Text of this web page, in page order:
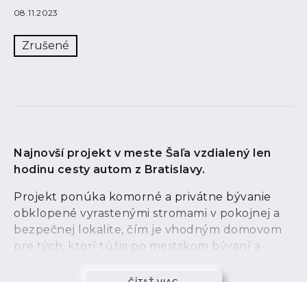
08.11.2023
Zrušené
Najnovší projekt v meste Šaľa vzdialený len
hodinu cesty autom z Bratislavy.
Projekt ponúka komorné a privátne bývanie
obklopené vyrastenými stromami v pokojnej a
bezpečnej lokalite, čím je vhodným domovom
pre tých, ktorí túžia po mestskom bývaní a